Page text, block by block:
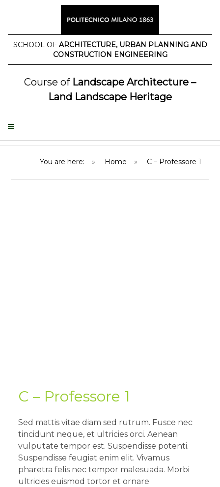
SCHOOL OFARCHITECTURE, URBAN PLANNING AND
CONSTRUCTION ENGINEERING
Course ofLandscape Architecture –
Land Landscape Heritage
You are here: » Home » C – Professore 1
C – Professore 1
Sed mattis vitae diam sed rutrum. Fusce nec
tincidunt neque, et ultricies orci. Aenean
vulputate tempor est. Suspendisse potenti.
Suspendisse feugiat enim elit. Vivamus
pharetra felis nec tempor malesuada. Morbi
ultricies euismod tortor et ornare